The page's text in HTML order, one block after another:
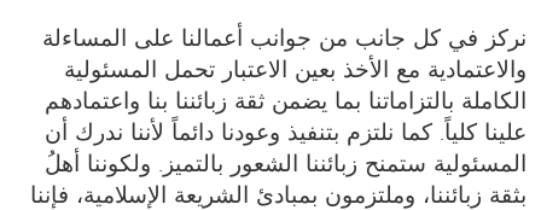
نركز في كل جانب من جوانب أعمالنا على المساءلة
والاعتمادية مع الأخذ بعين الاعتبار تحمل المسئولية
الكاملة بالتزاماتنا بما يضمن ثقة زبائننا بنا واعتمادهم
علينا كلياً. كما نلتزم بتنفيذ وعودنا دائماً لأننا ندرك أن
المسئولية ستمنح زبائننا الشعور بالتميز. ولكوننا أهلُ
بثقة زبائننا، وملتزمون بمبادئ الشريعة الإسلامية، فإننا